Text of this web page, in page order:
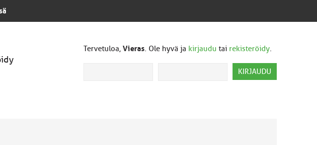
Tervetuloa,Vieras. Ole hyvä ja kirjaudu tai rekisteröidy.